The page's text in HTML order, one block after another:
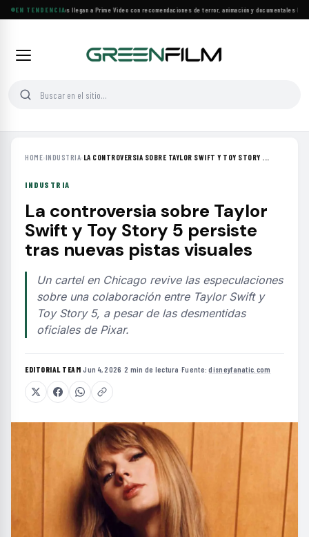
EN TENDENCIA
Más de 160 estrenos llegan a Prime Video con recomendaciones de terror, animación y documentales·Las
HOME›INDUSTRIA› LA CONTROVERSIA SOBRE TAYLOR SWIFT Y TOY STORY ...
INDUSTRIA
La controversia sobre Taylor
Swift y Toy Story 5 persiste
tras nuevas pistas visuales
Un cartel en Chicago revive las especulaciones
sobre una colaboración entre Taylor Swift y
Toy Story 5, a pesar de las desmentidas
oficiales de Pixar.
EDITORIAL TEAM·Jun 4, 2026 ·2 min de lectura ·Fuente:disneyfanatic.com